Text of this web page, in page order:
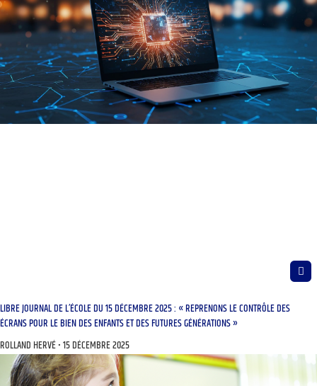
LIBRE JOURNAL DE L’ÉCOLE DU 15 DÉCEMBRE 2025 : « REPRENONS LE CONTRÔLE DES
ÉCRANS POUR LE BIEN DES ENFANTS ET DES FUTURES GÉNÉRATIONS »
ROLLAND HERVÉ 15 DÉCEMBRE 2025